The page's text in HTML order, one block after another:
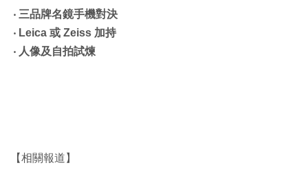
‧ 三品牌名鏡手機對決
‧ Leica 或 Zeiss 加持
‧ 人像及自拍試煉
【相關報道】